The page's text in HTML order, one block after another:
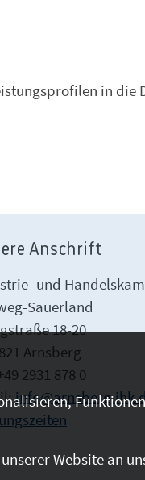
in die
Anschrift
und
Sauerland
18-20
Arnsberg
2931 878 0
Website an